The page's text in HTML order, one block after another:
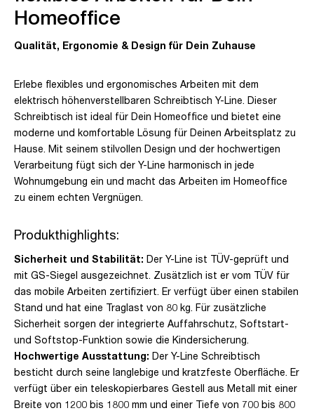
Homeoffice
Qualität, Ergonomie & Design für Dein Zuhause
Erlebe flexibles und ergonomisches Arbeiten mit dem
elektrisch höhenverstellbaren Schreibtisch Y-Line. Dieser
Schreibtisch ist ideal für Dein Homeoffice und bietet eine
moderne und komfortable Lösung für Deinen Arbeitsplatz zu
Hause. Mit seinem stilvollen Design und der hochwertigen
Verarbeitung fügt sich der Y-Line harmonisch in jede
Wohnumgebung ein und macht das Arbeiten im Homeoffice
zu einem echten Vergnügen.
Produkthighlights:
Sicherheit und Stabilität: Der Y-Line ist TÜV-geprüft und
mit GS-Siegel ausgezeichnet. Zusätzlich ist er vom TÜV für
das mobile Arbeiten zertifiziert. Er verfügt über einen stabilen
Stand und hat eine Traglast von 80 kg. Für zusätzliche
Sicherheit sorgen der integrierte Auffahrschutz, Softstart-
und Softstop-Funktion sowie die Kindersicherung.
Hochwertige Ausstattung: Der Y-Line Schreibtisch
besticht durch seine langlebige und kratzfeste Oberfläche. Er
verfügt über ein teleskopierbares Gestell aus Metall mit einer
Breite von 1200 bis 1800 mm und einer Tiefe von 700 bis 800